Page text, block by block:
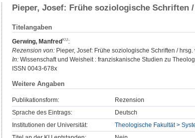
Pieper, Josef: Frühe soziologische Schriften
Titelangaben
Gerwing, Manfred
:
Rezension von: Pieper, Josef: Frühe soziologische Schriften /
In: Wissenschaft und Weisheit : franziskanische Studien zu
ISSN 0043-678x
Weitere Angaben
Publikationsform:
Rezension
Sprache des Eintrags:
Deutsch
Institutionen der Universität:
Theologische Fakultät >